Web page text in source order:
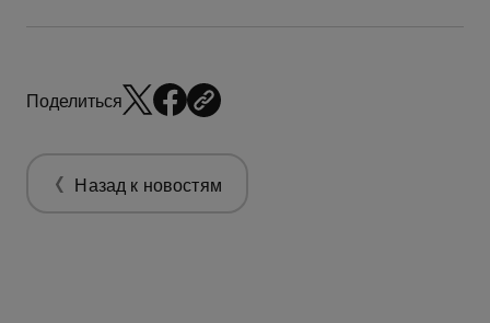
Поделиться
Назад к новостям